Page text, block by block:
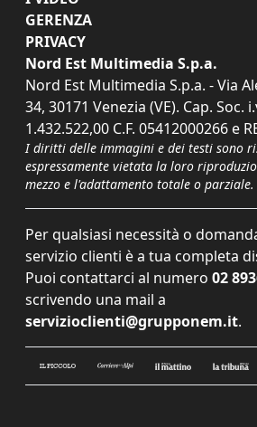
GERENZA
PRIVACY
Nord Est Multimedia S.p.a.
Nord Est Multimedia S.p.a. - Via
34, 30171 Venezia (VE). Cap. Soc.
1.432.522,00 C.F. 05412000266 e
I diritti delle immagini e dei testi sono
espressamente vietata la loro
mezzo e l'adattamento totale o parziale.
Per qualsiasi necessità o
servizio clienti è a tua completa
Puoi contattarci al numero 02
scrivendo una mail a
servizioclienti@grupponem.it.